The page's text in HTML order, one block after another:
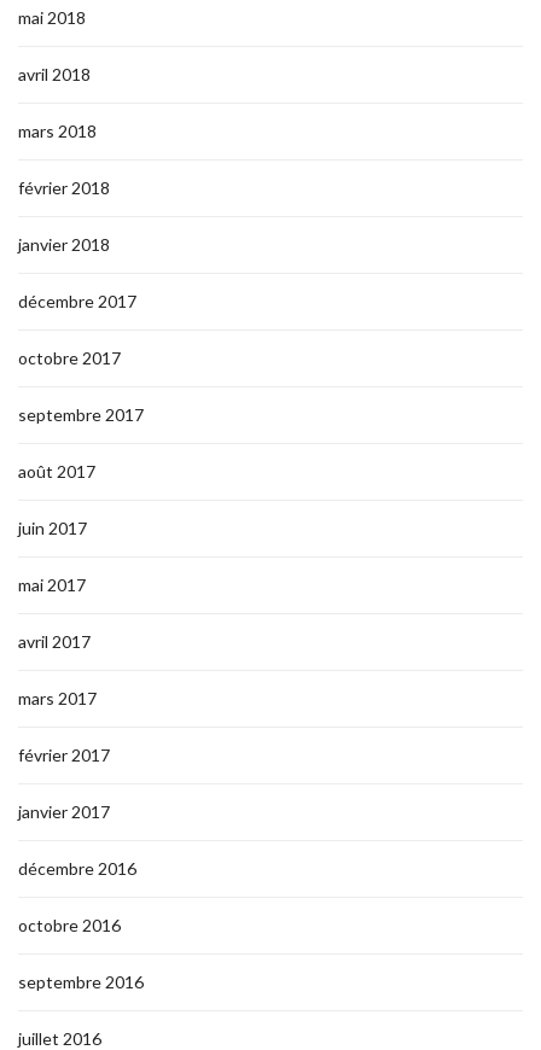
mai 2018
avril 2018
mars 2018
février 2018
janvier 2018
décembre 2017
octobre 2017
septembre 2017
août 2017
juin 2017
mai 2017
avril 2017
mars 2017
février 2017
janvier 2017
décembre 2016
octobre 2016
septembre 2016
juillet 2016